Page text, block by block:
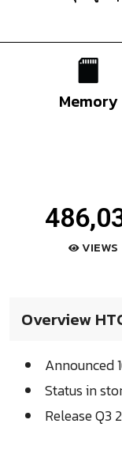
Memory
VIEWS
Overview
Announced
Status in
Release Q3